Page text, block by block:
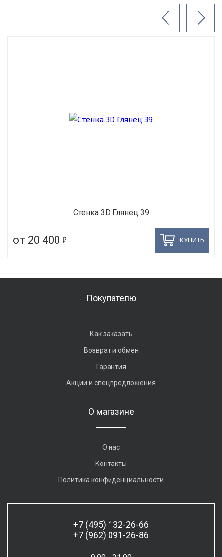
Стенка 3D Глянец 39
от 20 400 5 КУПИТЬ
Покупателю
Как заказать
Возврат и обмен
Гарантия
Акции и спецпредложения
О магазине
О нас
Контакты
Политика конфиденциальности
+7 (495) 132-26-66
+7 (962) 091-26-86